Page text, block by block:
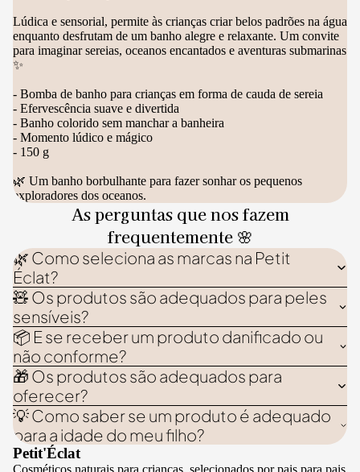
Lúdica e sensorial, permite às crianças criar belos padrões na água
enquanto desfrutam de um banho alegre e relaxante. Um convite
para imaginar sereias, oceanos encantados e aventuras submarinas
✨
- Bomba de banho para crianças em forma de cauda de sereia
- Efervescência suave e divertida
- Banho colorido sem manchar a banheira
- Momento lúdico e mágico
- 150 g
🌿 Um banho borbulhante para fazer sonhar os pequenos
exploradores dos oceanos.
As perguntas que nos fazem
frequentemente 🌸
🌿 Como seleciona as marcas na Petit
Éclat?
🧸 Os produtos são adequados para peles
sensíveis?
📦 E se receber um produto danificado ou
não conforme?
🎁 Os produtos são adequados para
oferecer?
💡 Como saber se um produto é adequado
para a idade do meu filho?
Petit'Éclat
Cosméticos naturais para crianças, selecionados por pais para pais